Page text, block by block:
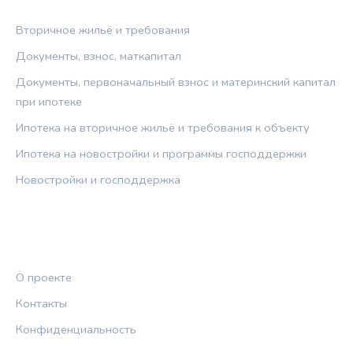
Вторичное жильё и требования
Документы, взнос, маткапитал
Документы, первоначальный взнос и материнский капитал
при ипотеке
Ипотека на вторичное жильё и требования к объекту
Ипотека на новостройки и программы господдержки
Новостройки и господдержка
О проекте
Контакты
Конфиденциальность